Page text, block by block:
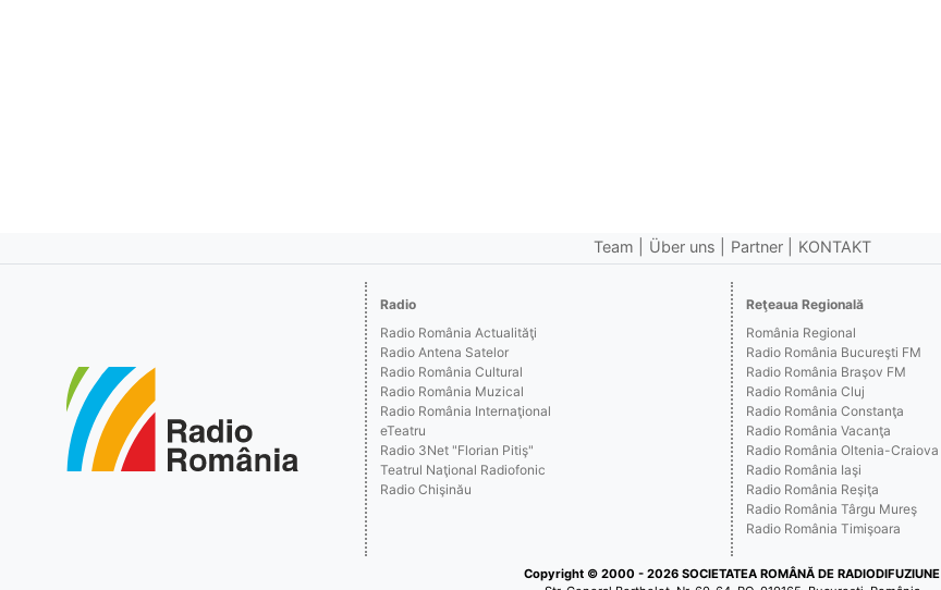
Team Über uns Partner KONTAKT
Radio
Radio România Actualităţi
Radio Antena Satelor
Radio România Cultural
Radio România Muzical
Radio România Internaţional
eTeatru
Radio 3Net "Florian Pitiş"
Teatrul Naţional Radiofonic
Radio Chişinău
Reţeaua Regională
România Regional
Radio România Bucureşti FM
Radio România Braşov FM
Radio România Cluj
Radio România Constanţa
Radio România Vacanţa
Radio România Oltenia-Craiova
Radio România Iaşi
Radio România Reşiţa
Radio România Târgu Mureş
Radio România Timişoara
Copyright © 2000 - 2026 SOCIETATEA ROMÂNĂ DE RADIODIFUZIUNE